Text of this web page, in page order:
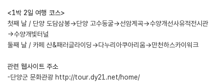
<1박 2일 여행 코스>
첫째 날 / 단양 도담삼봉→단양 고수동굴→선암계곡→수양개선사유적전시관
→수양개빛터널
둘째 날 / 카페 산&패러글라이딩→다누리아쿠아리움→만천하스카이워크
관련 웹사이트 주소
-단양군 문화관광 http://tour.dy21.net/home/